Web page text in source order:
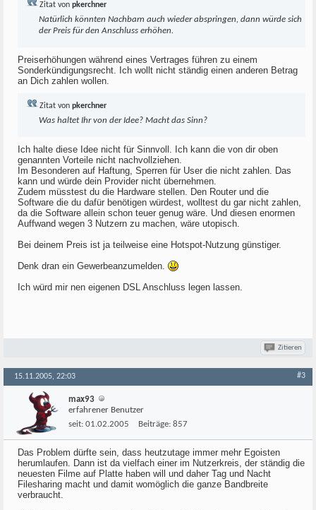
Zitat von pkerchner
Natürlich könnten Nachbarn auch wieder abspringen, dann würde sich
der Preis für den Anschluss erhöhen.
Preiserhöhungen während eines Vertrages führen zu einem
Sonderkündigungsrecht. Ich wollt nicht ständig einen anderen Betrag
an Dich zahlen wollen.
Zitat von pkerchner
Was haltet Ihr von der Idee? Macht das Sinn?
Ich halte diese Idee nicht für Sinnvoll. Ich kann die von dir oben
genannten Vorteile nicht nachvollziehen.
Im Besonderen auf Haftung, Sperren für User die nicht zahlen. Das
kann und würde dein Provider nicht übernehmen.
Zudem müsstest du die Hardware stellen. Den Router und die
Software die du dafür benötigen würdest, wolltest du gar nicht zahlen,
da die Software allein schon teuer genug wäre. Und diesen enormen
Auffwand wegen 3 Nutzern zu machen, wäre utopisch.
Bei deinem Preis ist ja teilweise eine Hotspot-Nutzung günstiger.
Denk dran ein Gewerbeanzumelden.
Ich würd mir nen eigenen DSL Anschluss legen lassen.
Zitieren
15.11.2005, 22:03 #3
max93
erfahrener Benutzer
seit: 01.02.2005 Beiträge: 857
Das Problem dürfte sein, dass heutzutage immer mehr Egoisten
herumlaufen. Dann ist da vielfach einer im Nutzerkreis, der ständig die
neuesten Filme auf Platte haben will und daher Tag und Nacht
Filesharing macht und damit womöglich die ganze Bandbreite
verbraucht.